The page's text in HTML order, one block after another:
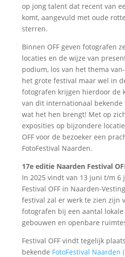
op jong talent dat recent van
komt, aangevuld met oude
sterren.
Binnen OFF geven fotografen
locaties en de wijze van
podium, los van het thema
het grote festival maar wel in
fotografen krijgen hierdoor de
van dit internationaal bekende
wat het hen brengt! Met op
exposities op bijzondere
OFF voor de bezoeker een
FotoFestival Naarden.
17e editie Naarden Festival
In 2025 vindt van 13 juni t/m 6
Festival OFF in Naarden-
festival zal er werk te zien zijn
fotografen bij een aantal
gebouwen en openbare
Festival OFF vindt tegelijk
bekende FotoFestival Naarden